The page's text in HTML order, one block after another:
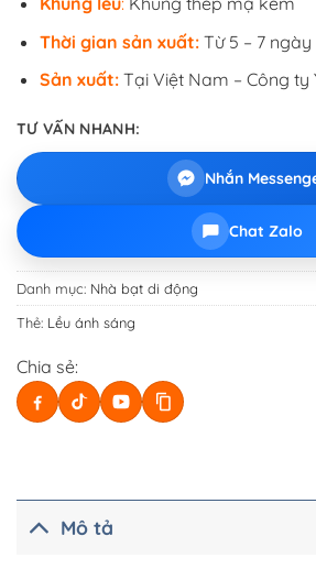
Thời gian sản xuất: Từ 5 – 7 ngày
Sản xuất:Tại Việt Nam – Công ty
TƯ VẤN NHANH:
Nhắn
Chat Zalo
Danh mục: Nhà bạt di động
Thẻ: Lều ánh sáng
Chia sẻ:
Mô tả